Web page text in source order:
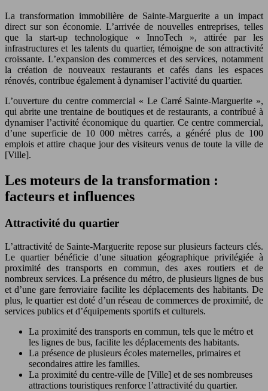
La transformation immobilière de Sainte-Marguerite a un impact
direct sur son économie. L’arrivée de nouvelles entreprises, telles
que la start-up technologique « InnoTech », attirée par les
infrastructures et les talents du quartier, témoigne de son attractivité
croissante. L’expansion des commerces et des services, notamment
la création de nouveaux restaurants et cafés dans les espaces
rénovés, contribue également à dynamiser l’activité du quartier.
L’ouverture du centre commercial « Le Carré Sainte-Marguerite »,
qui abrite une trentaine de boutiques et de restaurants, a contribué à
dynamiser l’activité économique du quartier. Ce centre commercial,
d’une superficie de 10 000 mètres carrés, a généré plus de 100
emplois et attire chaque jour des visiteurs venus de toute la ville de
[Ville].
Les moteurs de la transformation :
facteurs et influences
Attractivité du quartier
L’attractivité de Sainte-Marguerite repose sur plusieurs facteurs clés.
Le quartier bénéficie d’une situation géographique privilégiée à
proximité des transports en commun, des axes routiers et de
nombreux services. La présence du métro, de plusieurs lignes de bus
et d’une gare ferroviaire facilite les déplacements des habitants. De
plus, le quartier est doté d’un réseau de commerces de proximité, de
services publics et d’équipements sportifs et culturels.
La proximité des transports en commun, tels que le métro et
les lignes de bus, facilite les déplacements des habitants.
La présence de plusieurs écoles maternelles, primaires et
secondaires attire les familles.
La proximité du centre-ville de [Ville] et de ses nombreuses
attractions touristiques renforce l’attractivité du quartier.